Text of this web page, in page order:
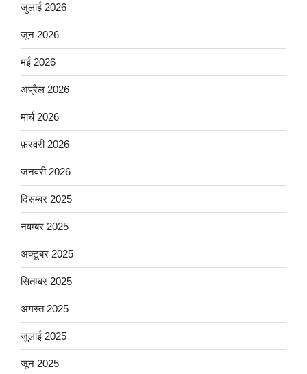
जुलाई 2026
जून 2026
मई 2026
अप्रैल 2026
मार्च 2026
फ़रवरी 2026
जनवरी 2026
दिसम्बर 2025
नवम्बर 2025
अक्टूबर 2025
सितम्बर 2025
अगस्त 2025
जुलाई 2025
जून 2025